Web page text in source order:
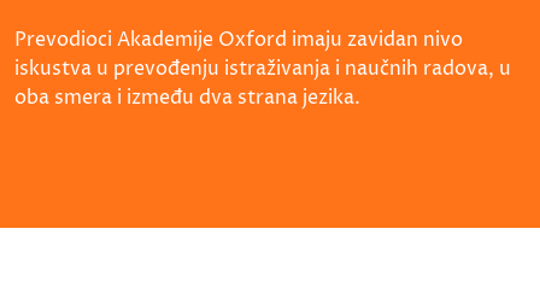
Prevodioci Akademije Oxford imaju zavidan nivo
iskustva u prevođenju istraživanja i naučnih radova, u
oba smera i između dva strana jezika.